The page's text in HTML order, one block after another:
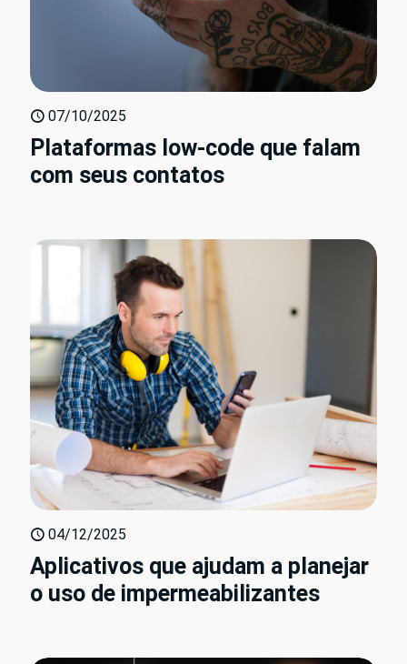
07/10/2025
Plataformas low-code que falam
com seus contatos
04/12/2025
Aplicativos que ajudam a planejar
o uso de impermeabilizantes